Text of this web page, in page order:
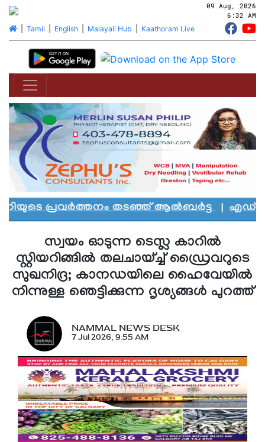
09 Aug, 2026
6:32 AM
| Tamil English| Malayali Hub Kaathoram Live
പ്രവർത്തനം തടഞ്ഞ് ആൽബർട്ട|
സ്വയം ഓടുന്ന ടെസ്ല കാറിൽ
സ്റ്റിയറിങ്ങിൽ തലചായ്ച്ച് ഡ്രൈവറുടെ
സുഖനിദ്ര; കാനഡയിലെ ഹൈവേയിൽ
നിന്നുള്ള ഞെട്ടിക്കുന്ന ദൃശ്യങ്ങൾ പുറത്ത്
NAMMAL NEWS DESK
7 Jul 2026, 9:55 AM